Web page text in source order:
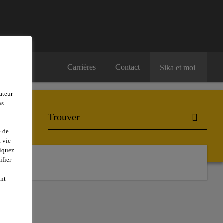
Carrières Contact Sika et moi
de
vie